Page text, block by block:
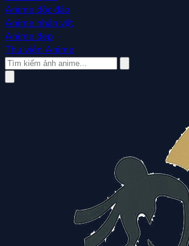
Anime độc đáo
Anime nhân vật
Anime đẹp
Thư viện Anime